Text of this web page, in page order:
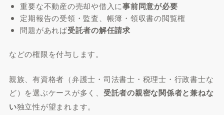
重要な不動産の売却や借入に事前同意が必要
定期報告の受領・監査、帳簿・領収書の閲覧権
問題があれば受託者の解任請求
などの権限を付与します。
親族、有資格者（弁護士・司法書士・税理士・行政書士な
ど）を選ぶケースが多く、 受託者の親密な関係者と兼ねな
い独立性が望まれます。